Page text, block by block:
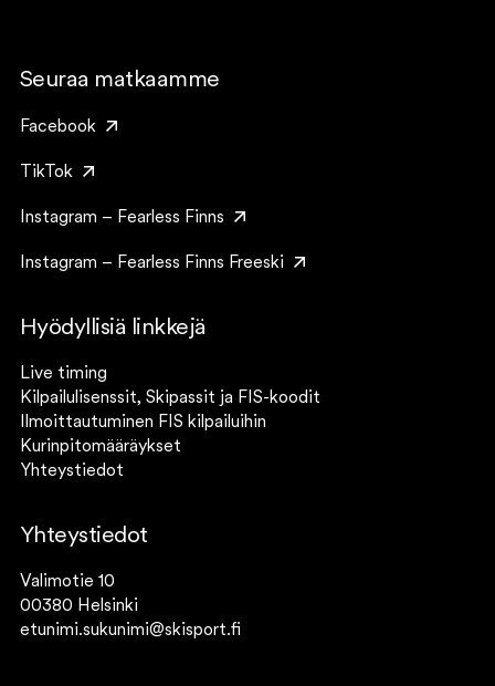
Seuraa matkaamme
Facebook
TikTok
Instagram – Fearless Finns
Instagram – Fearless Finns Freeski
Hyödyllisiä linkkejä
Live timing
Kilpailulisenssit, Skipassit ja FIS-koodit
Ilmoittautuminen FIS kilpailuihin
Kurinpitomääräykset
Yhteystiedot
Yhteystiedot
Valimotie 10
00380 Helsinki
etunimi.sukunimi@skisport.fi